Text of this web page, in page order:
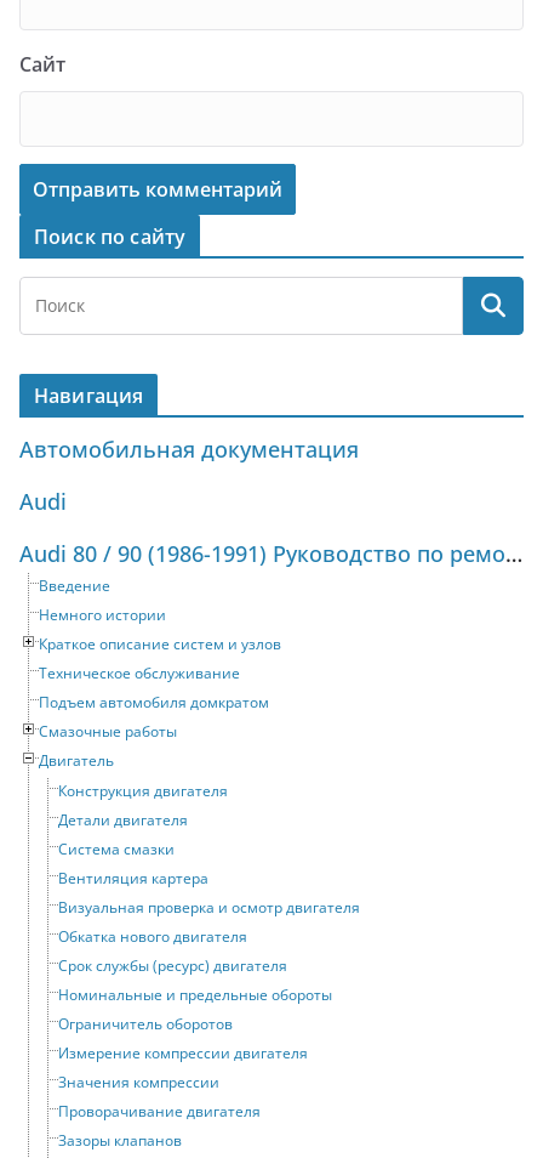
Сайт
Поиск по сайту
Навигация
Автомобильная документация
Audi
Audi 80 / 90 (1986-1991) Руководство по ремонту и техническому обслуживанию
Введение
Немного истории
Краткое описание систем и узлов
Техническое обслуживание
Подъем автомобиля домкратом
Смазочные работы
Двигатель
Конструкция двигателя
Детали двигателя
Система смазки
Вентиляция картера
Визуальная проверка и осмотр двигателя
Обкатка нового двигателя
Срок службы (ресурс) двигателя
Номинальные и предельные обороты
Ограничитель оборотов
Измерение компрессии двигателя
Значения компрессии
Проворачивание двигателя
Зазоры клапанов